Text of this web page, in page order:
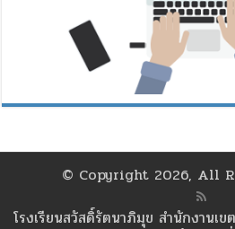
© Copyright 2026, All
โรงเรียนสวัสดิ์รัตนาภิมุข สำนักงานเ